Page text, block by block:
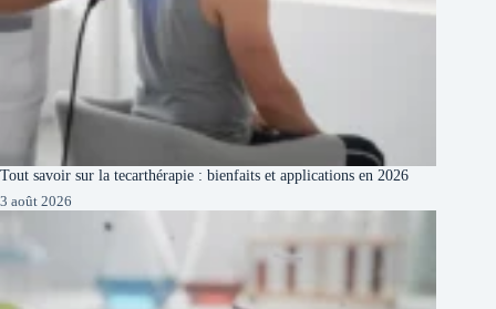
Tout savoir sur la tecarthérapie : bienfaits et applications en 2026
3 août 2026